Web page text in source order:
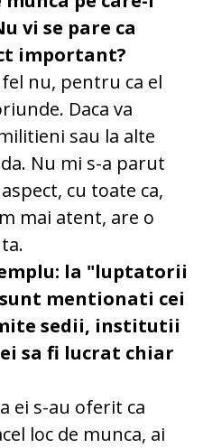
vi se pare ca
important?
nu, pentru ca el
Daca va
sau la alte
Nu mi s-a parut
cu toate ca,
mai atent, are o
la "luptatorii
mentionati cei
sedii, institutii
sa fi lucrat chiar
ei s-au oferit ca
loc de munca, ai